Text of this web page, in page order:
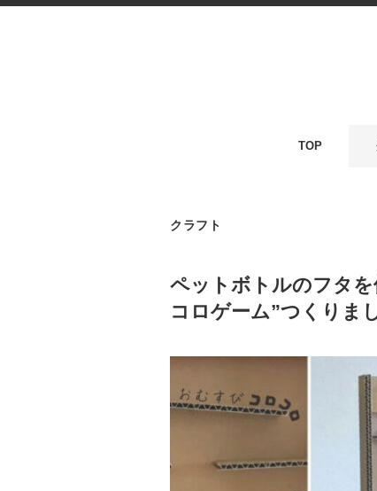
TOP
クラフト
ペットボトルのフタ
コロゲーム”つくりま